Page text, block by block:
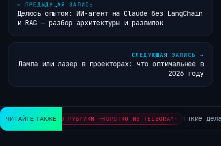
← ПРЕДЫДУЩАЯ ЗАПИСЬ
Делюсь опытом: ИИ-агент на Claude без LangChain
и RAG — разбор архитектуры и развилок
СЛЕДУЮЩАЯ ЗАПИСЬ →
Лампа или лазер в проекторах: что оптимальнее в
2026 году
ЧИТАЙТЕ ТАКЖЕ
АРХИВ РУБРИКИ ~КОРОТКО ИЗ TELEGRAM~ такие дела,